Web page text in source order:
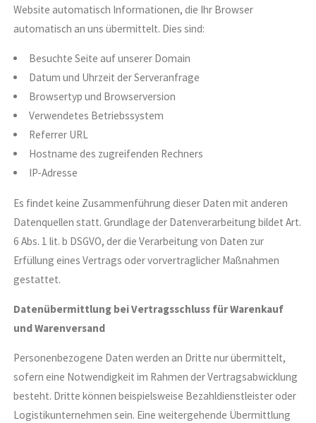
Website automatisch Informationen, die Ihr Browser
automatisch an uns übermittelt. Dies sind:
Besuchte Seite auf unserer Domain
Datum und Uhrzeit der Serveranfrage
Browsertyp und Browserversion
Verwendetes Betriebssystem
Referrer URL
Hostname des zugreifenden Rechners
IP-Adresse
Es findet keine Zusammenführung dieser Daten mit anderen
Datenquellen statt. Grundlage der Datenverarbeitung bildet Art.
6 Abs. 1 lit. b DSGVO, der die Verarbeitung von Daten zur
Erfüllung eines Vertrags oder vorvertraglicher Maßnahmen
gestattet.
Datenübermittlung bei Vertragsschluss für Warenkauf
und Warenversand
Personenbezogene Daten werden an Dritte nur übermittelt,
sofern eine Notwendigkeit im Rahmen der Vertragsabwicklung
besteht. Dritte können beispielsweise Bezahldienstleister oder
Logistikunternehmen sein. Eine weitergehende Übermittlung